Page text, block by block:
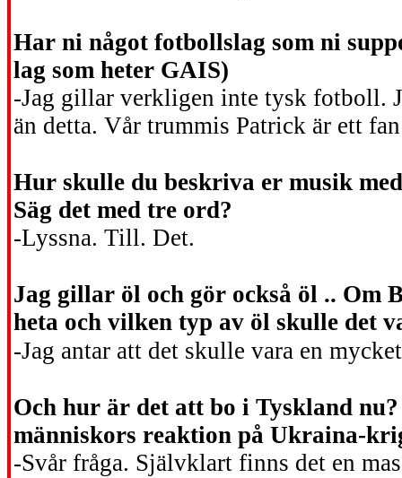
Har ni något fotbollslag som ni
lag som heter GAIS)
-Jag gillar verkligen inte tysk fotboll.
än detta. Vår trummis Patrick är ett
Hur skulle du beskriva er musik
Säg det med tre ord?
-Lyssna. Till. Det.
Jag gillar öl och gör också öl .. Om
heta och vilken typ av öl skulle det
-Jag antar att det skulle vara en
Och hur är det att bo i Tyskland
människors reaktion på Ukraina-
-Svår fråga. Självklart finns det en